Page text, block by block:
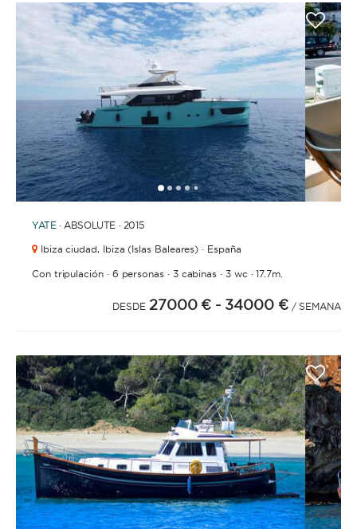
12345 67891011121314
YATE · ABSOLUTE · 2015
Ibiza ciudad, Ibiza (Islas Baleares) · España
Con tripulación· 6 personas· 3 cabinas · 3 wc·17.7m.
DESDE 27000 € - 34000 € / SEMANA